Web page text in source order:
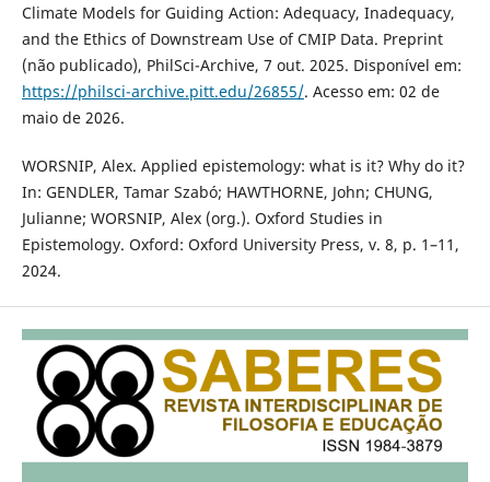
Climate Models for Guiding Action: Adequacy, Inadequacy,
and the Ethics of Downstream Use of CMIP Data. Preprint
(não publicado), PhilSci-Archive, 7 out. 2025. Disponível em:
https://philsci-archive.pitt.edu/26855/. Acesso em: 02 de
maio de 2026.
WORSNIP, Alex. Applied epistemology: what is it? Why do it?
In: GENDLER, Tamar Szabó; HAWTHORNE, John; CHUNG,
Julianne; WORSNIP, Alex (org.). Oxford Studies in
Epistemology. Oxford: Oxford University Press, v. 8, p. 1–11,
2024.